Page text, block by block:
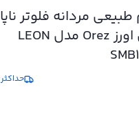
مردانه فلوتر ناپا
میلینگ مشکی اورز Orez مدل LEON
حداکثر 3 روز کاری